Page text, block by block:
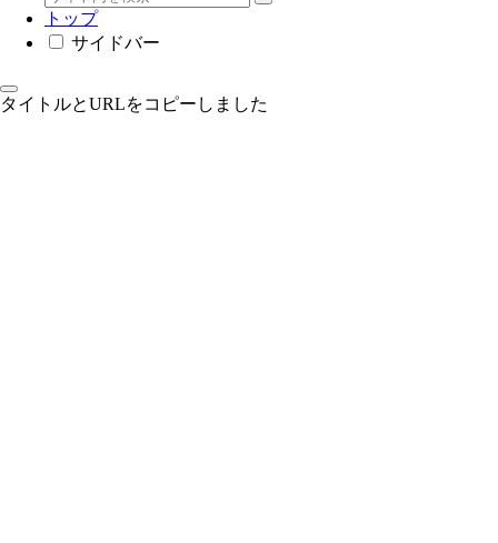
トップ
サイドバー
タイトルとURLをコピーしました